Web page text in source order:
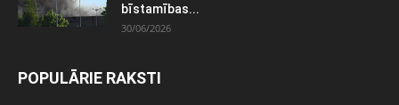
bīstamības...
30/06/2026
POPULĀRIE RAKSTI